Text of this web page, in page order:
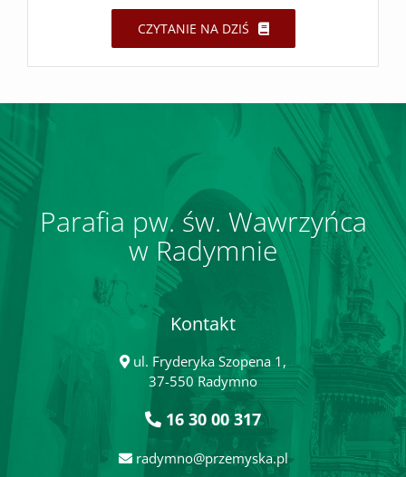
CZYTANIE NA DZIŚ
Parafia pw. św. Wawrzyńca
w Radymnie
Kontakt
ul. Fryderyka Szopena 1,
37-550 Radymno
16 30 00 317
radymno@przemyska.pl